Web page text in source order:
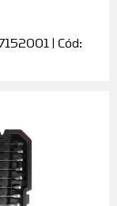
| Cód: